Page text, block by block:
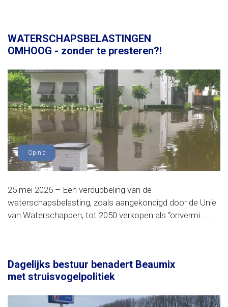
WATERSCHAPSBELASTINGEN
OMHOOG - zonder te presteren?!
Opinie
25 mei 2026 – Een verdubbeling van de
waterschapsbelasting, zoals aangekondigd door de Unie
van Waterschappen, tot 2050 verkopen als “onvermi......
Dagelijks bestuur benadert Beaumix
met struisvogelpolitiek